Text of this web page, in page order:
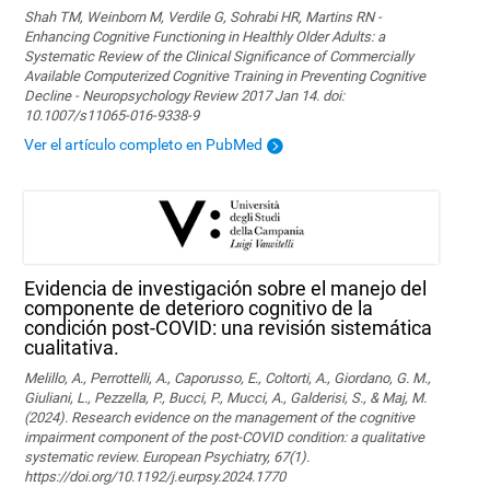
Shah TM, Weinborn M, Verdile G, Sohrabi HR, Martins RN -
Enhancing Cognitive Functioning in Healthly Older Adults: a
Systematic Review of the Clinical Significance of Commercially
Available Computerized Cognitive Training in Preventing Cognitive
Decline - Neuropsychology Review 2017 Jan 14. doi:
10.1007/s11065-016-9338-9
Ver el artículo completo en PubMed
Evidencia de investigación sobre el manejo del
componente de deterioro cognitivo de la
condición post-COVID: una revisión sistemática
cualitativa.
Melillo, A., Perrottelli, A., Caporusso, E., Coltorti, A., Giordano, G. M.,
Giuliani, L., Pezzella, P., Bucci, P., Mucci, A., Galderisi, S., & Maj, M.
(2024). Research evidence on the management of the cognitive
impairment component of the post-COVID condition: a qualitative
systematic review. European Psychiatry, 67(1).
https://doi.org/10.1192/j.eurpsy.2024.1770